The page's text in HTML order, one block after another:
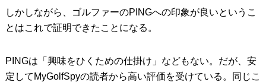
しかしながら、ゴルファーのPINGへの印象が良いというこ
とはこれで証明できたことになる。
PINGは「興味をひくための仕掛け」などもない。だが、安
定してMyGolfSpyの読者から高い評価を受けている。同じこ